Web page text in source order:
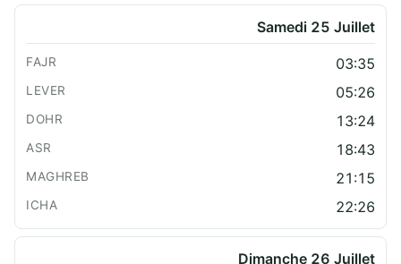
Samedi 25 Juillet
03:35
05:26
13:24
18:43
21:15
22:26
Dimanche 26 Juillet